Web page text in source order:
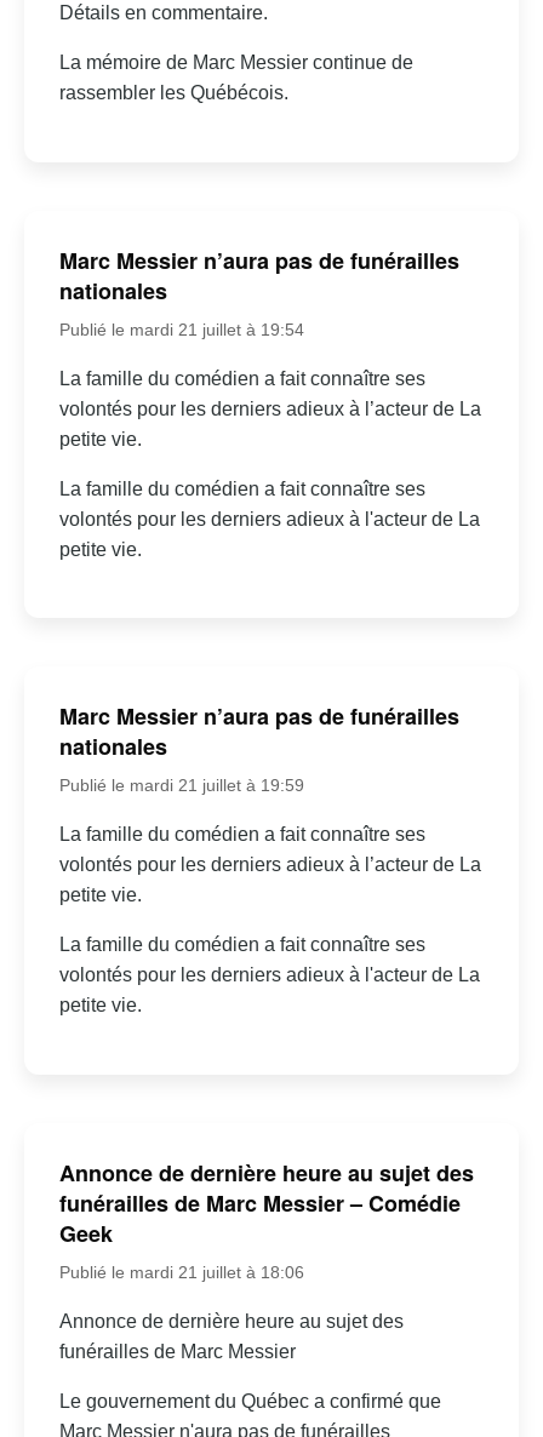
Détails en commentaire.
La mémoire de Marc Messier continue de
rassembler les Québécois.
Marc Messier n’aura pas de funérailles
nationales
Publié le mardi 21 juillet à 19:54
La famille du comédien a fait connaître ses
volontés pour les derniers adieux à l’acteur de La
petite vie.
La famille du comédien a fait connaître ses
volontés pour les derniers adieux à l'acteur de La
petite vie.
Marc Messier n’aura pas de funérailles
nationales
Publié le mardi 21 juillet à 19:59
La famille du comédien a fait connaître ses
volontés pour les derniers adieux à l’acteur de La
petite vie.
La famille du comédien a fait connaître ses
volontés pour les derniers adieux à l'acteur de La
petite vie.
Annonce de dernière heure au sujet des
funérailles de Marc Messier – Comédie
Geek
Publié le mardi 21 juillet à 18:06
Annonce de dernière heure au sujet des
funérailles de Marc Messier
Le gouvernement du Québec a confirmé que
Marc Messier n'aura pas de funérailles